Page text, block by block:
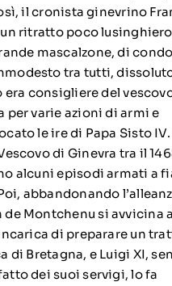
il cronista ginevrino
ritratto poco
mascalzone, di
tra tutti,
era consigliere del
per varie azioni di armi e
le ire di Papa Sisto IV.
di Ginevra tra il
alcuni episodi armati a
abbandonando
de Montchenu si avvicina
di preparare un
di Bretagna, e Luigi XI,
dei suoi servigi, lo fa